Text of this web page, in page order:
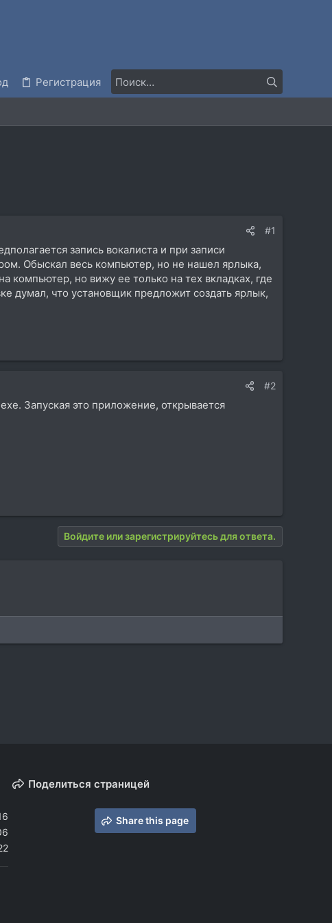
Регистрация
#1
запись вокалиста и при записи
Обыскал весь компьютер, но не нашел ярлыка,
компьютер, но вижу ее только на тех вкладках, где
думал, что установщик предложит создать ярлык,
#2
Запуская это приложение, открывается
Войдите или зарегистрируйтесь для ответа.
Поделиться страницей
Share this page